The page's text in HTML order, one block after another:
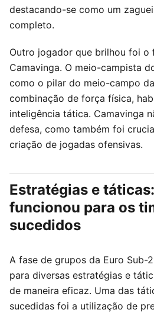
destacando-se como um
completo.
Outro jogador que brilhou foi o
Camavinga. O meio-campista
como o pilar do meio-campo
combinação de força física,
inteligência tática. Camavinga
defesa, como também foi
criação de jogadas ofensivas.
Estratégias e
funcionou para os
sucedidos
A fase de grupos da Euro Sub-
para diversas estratégias e
de maneira eficaz. Uma das
sucedidas foi a utilização de